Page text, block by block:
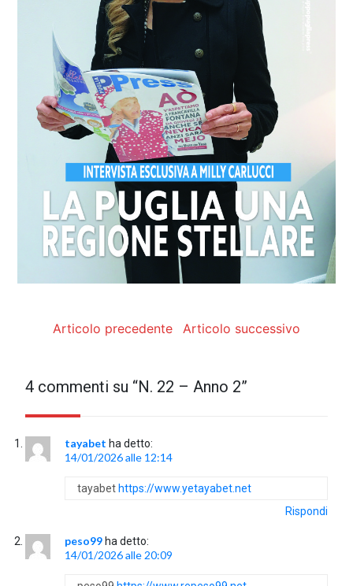
Articolo precedente Articolo successivo
4 commenti su “N. 22 – Anno 2”
tayabet ha detto:
14/01/2026 alle 12:14
tayabethttps://www.yetayabet.net
Rispondi
peso99 ha detto:
14/01/2026 alle 20:09